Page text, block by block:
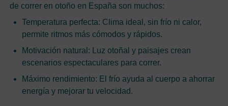
de correr en otoño en España son muchos:
Temperatura perfecta: Clima ideal, sin frío ni calor,
permite ritmos más cómodos y rápidos.
Motivación natural: Luz otoñal y paisajes crean
escenarios espectaculares para correr.
Máximo rendimiento: El frío ayuda al cuerpo a ahorrar
energía y mejorar tu velocidad.